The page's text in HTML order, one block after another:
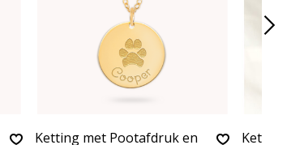
Ketting met Pootafdruk en
Ketting